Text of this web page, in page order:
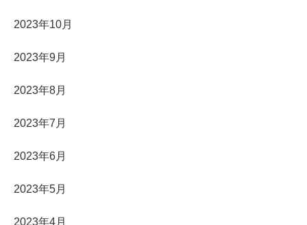
2023年10月
2023年9月
2023年8月
2023年7月
2023年6月
2023年5月
2023年4月